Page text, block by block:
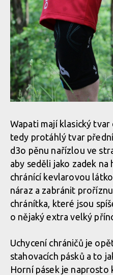
Wapati mají klasický tvar
tedy protáhlý tvar
d3o pěnu nařízlou ve
aby seděli jako zadek
chránící kevlarovou
náraz a zabránit
chránítka, které jsou
o nějaký extra velký
Uchycení chráničů je
stahovacích pásků a to
Horní pásek je naprosto